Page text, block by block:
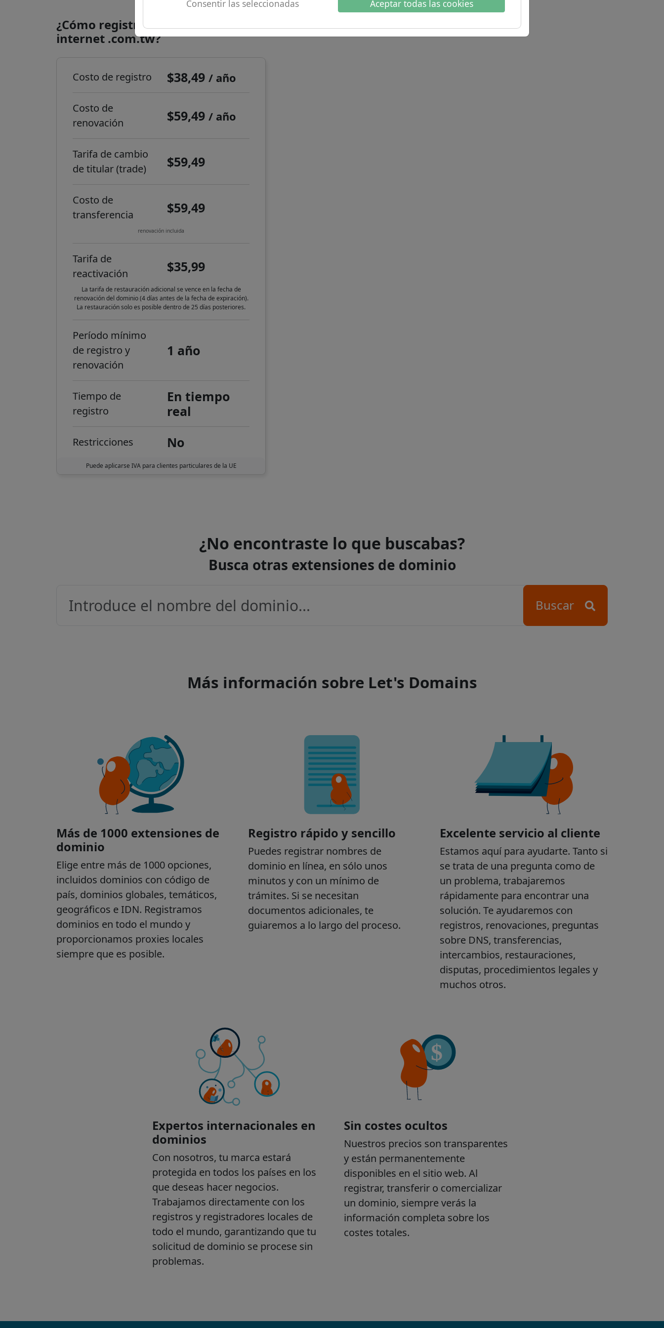
Consentir las seleccionadas Aceptar todas las cookies
¿Cómo registrar un dominio de
internet .com.tw?
Costo de registro $38,49/ año
Costo de
renovación
$59,49/ año
Tarifa de cambio
de titular (trade)
$59,49
Costo de
transferencia
$59,49
renovación incluida
Tarifa de
reactivación
$35,99
La tarifa de restauración adicional se vence en la fecha de
renovación del dominio (4 días antes de la fecha de expiración).
La restauración solo es posible dentro de 25 días posteriores.
Período mínimo
de registro y
renovación
1 año
Tiempo de
registro
En tiempo
real
Restricciones No
Puede aplicarse IVA para clientes particulares de la UE
¿No encontraste lo que buscabas?
Busca otras extensiones de dominio
Buscar